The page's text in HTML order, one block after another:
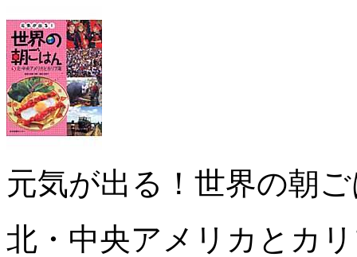
元気が出る！世界の朝
北・中央アメリカとカ